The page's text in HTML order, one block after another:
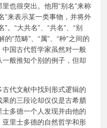
也很突出。他用“别名”来称
”来表示某一类事物，并将外
。“大共名”、“共名”、“别
“范畴”、“属”、“种”之间的
国古代哲学家虽然对一般
般推知个别的例子，但却
代文献中找到形式逻辑的
的三段论却仅仅是古希腊
多德一个人发现并由他的
里士多德的自然哲学和形